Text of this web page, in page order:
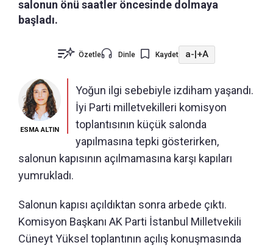
salonun önü saatler öncesinde dolmaya
başladı.
Özetle Dinle Kaydet a-|+A
ESMA ALTIN
Yoğun ilgi sebebiyle izdiham yaşandı.
İyi Parti milletvekilleri komisyon
toplantısının küçük salonda
yapılmasına tepki gösterirken,
salonun kapısının açılmamasına karşı kapıları
yumrukladı.
Salonun kapısı açıldıktan sonra arbede çıktı.
Komisyon Başkanı AK Parti İstanbul Milletvekili
Cüneyt Yüksel toplantının açılış konuşmasında